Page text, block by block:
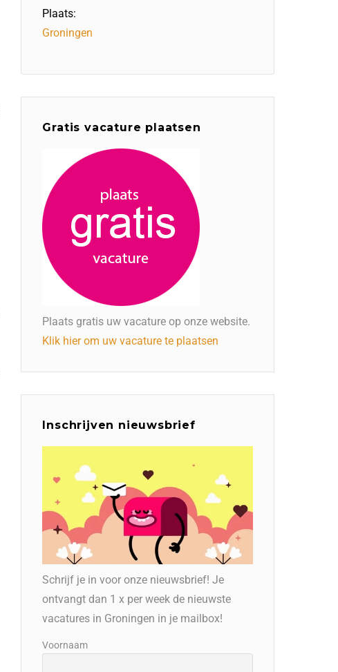
Plaats:
Groningen
Gratis vacature plaatsen
Plaats gratis uw vacature op onze website.
Klik hier om uw vacature te plaatsen
Inschrijven nieuwsbrief
Schrijf je in voor onze nieuwsbrief! Je
ontvangt dan 1 x per week de nieuwste
vacatures in Groningen in je mailbox!
Voornaam